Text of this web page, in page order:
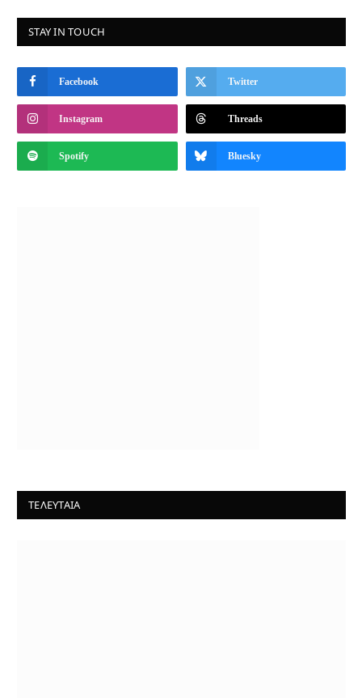
STAY IN TOUCH
Facebook Twitter
Instagram Threads
Spotify Bluesky
ΤΕΛΕΥΤΑΙΑ